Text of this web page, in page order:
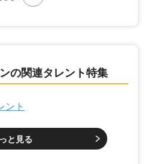
の関連タレント特集
ント
と見る